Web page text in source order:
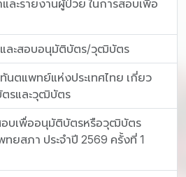
ละรายงานผู้ป่วย ในการสอบเพื่อ
ละสอบอนุมัติบัตร/วุฒิบัตร
นตแพทย์แห่งประเทศไทย เกี่ยว
รและวุฒิบัตร
อบเพื่ออนุมัติบัตรหรือวุฒิบัตร
ยสภา ประจำปี 2569 ครั้งที่ 1